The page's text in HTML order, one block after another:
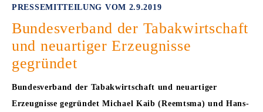
PRESSEMITTEILUNG VOM 2.9.2019
Bundesverband der Tabakwirtschaft
und neuartiger Erzeugnisse
gegründet
Bundesverband der Tabakwirtschaft und neuartiger
Erzeugnisse gegründet Michael Kaib (Reemtsma) und Hans-
Mitglieder
Vorstand
Team
Nachhaltigkeit
Nikotin
Inhaltsstoffe
Governance
Lieferkette
Kampagne „Sicherheit beim Dampfen“
Umweltkampagne „Achte auf die Umwelt“